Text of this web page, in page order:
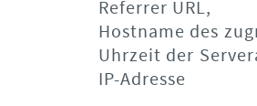
Referrer URL,
Hostname des
Uhrzeit der
IP-Adresse